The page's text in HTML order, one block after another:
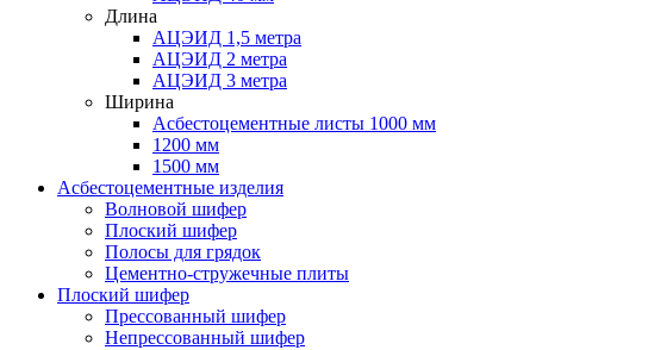
Длина
АЦЭИД 1,5 метра
АЦЭИД 2 метра
АЦЭИД 3 метра
Ширина
Асбестоцементные листы 1000 мм
1200 мм
1500 мм
Асбестоцементные изделия
Волновой шифер
Плоский шифер
Полосы для грядок
Цементно-стружечные плиты
Плоский шифер
Прессованный шифер
Непрессованный шифер